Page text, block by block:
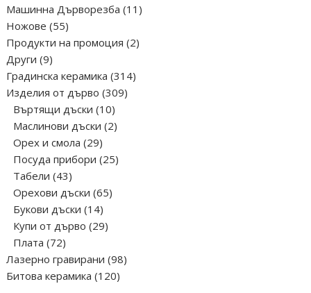
Машинна Дърворезба 11 11
Ножове 5555
продукта
Продукти на промоция 22
Други 99
продукта
Градинска керамика 314314
Изделия от дърво 309309
Въртящи дъски 1010
продукта
Маслинови дъски 22
Орех и смола 2929
продукта
Посуда прибори 2525
Табели 4343
продукта
Орехови дъски 6565
Букови дъски 1414
продукта
Купи от дърво 2929
Плата 7272
продукта
Лазерно гравирани 9898
Битова керамика 120120